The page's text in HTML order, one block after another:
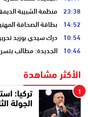
23:38 منظمة الشبيبة
14:52 بطاقة الصحافة
10:54 درك سيدي بوزيد
10:46 الجديدة: مطالب
الأكثر مشاهدة
1
تركيا:
الجولة